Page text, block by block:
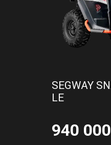
SEGWAY
LE
940